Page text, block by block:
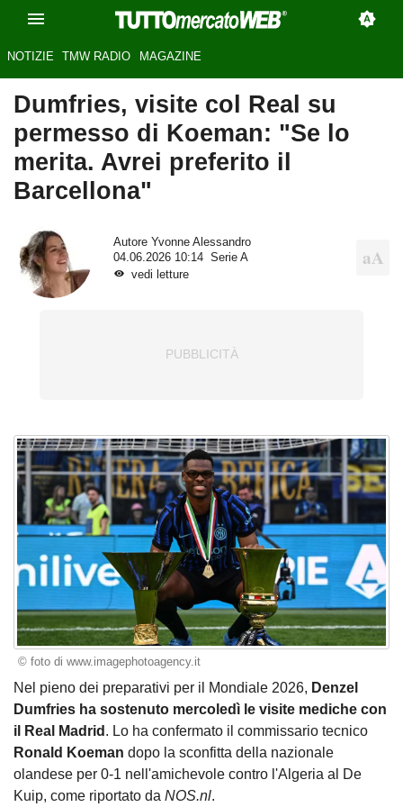
NOTIZIE TMW RADIO MAGAZINE
Dumfries, visite col Real su
permesso di Koeman: "Se lo
merita. Avrei preferito il
Barcellona"
Autore Yvonne Alessandro
04.06.2026 10:14
Serie A
vedi letture
© foto di www.imagephotoagency.it
Nel pieno dei preparativi per il Mondiale 2026, Denzel
Dumfries ha sostenuto mercoledì le visite mediche con
il Real Madrid . Lo ha confermato il commissario tecnico
Ronald Koeman dopo la sconfitta della nazionale
olandese per 0-1 nell'amichevole contro l'Algeria al De
Kuip, come riportato da NOS.nl.